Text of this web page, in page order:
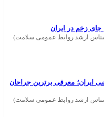
جای زخم در ایران
ارشد روابط عمومی سلامت)
ایران؛ معرفی برترین جراحان
ارشد روابط عمومی سلامت)